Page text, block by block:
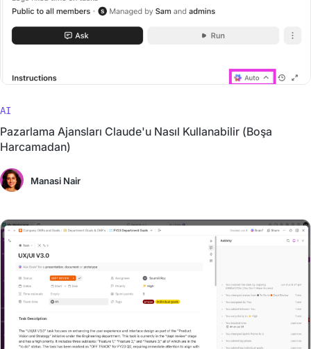
AI
Pazarlama Ajansları Claude'u Nasıl Kullanabilir (Boşa
Harcamadan)
Manasi Nair